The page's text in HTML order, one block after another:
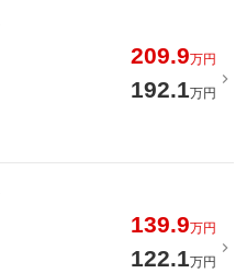
209.9万円
192.1万円
139.9万円
122.1万円